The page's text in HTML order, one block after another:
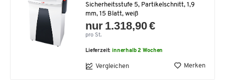
Sicherheitsstufe 5, Partikelschnitt, 1,9
mm, 15 Blatt, weiß
nur 1.318,90 €
pro St.
Lieferzeit:innerhalb 2 Wochen
Vergleichen Merken